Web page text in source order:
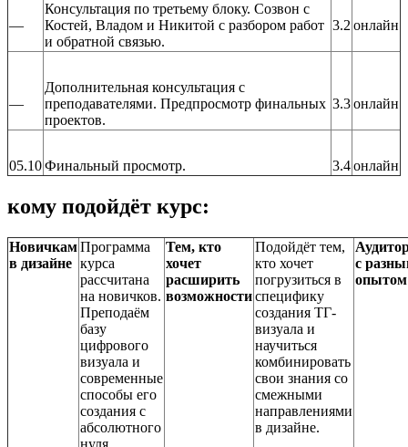
—
Консультация по третьему блоку. Созвон с
Костей, Владом и Никитой с разбором работ
и обратной связью.
3.2 онлайн
—
Дополнительная консультация с
преподавателями. Предпросмотр финальных
проектов.
3.3онлайн
05.10Финальный просмотр. 3.4онлайн
кому подойдёт курс:
Новичкам
в дизайне
Программа
курса
рассчитана
на новичков.
Преподаём
базу
цифрового
визуала и
современные
способы его
создания с
абсолютного
нуля.
Тем, кто
хочет
расширить
возможности
Подойдёт тем,
кто хочет
погрузиться в
специфику
создания ТГ-
визуала и
научиться
комбинировать
свои знания со
смежными
направлениями
в дизайне.
с
опытом